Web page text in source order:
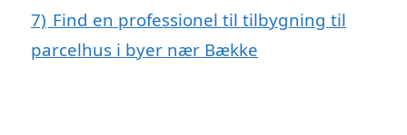
7) Find en professionel til tilbygning til
parcelhus i byer nær Bække